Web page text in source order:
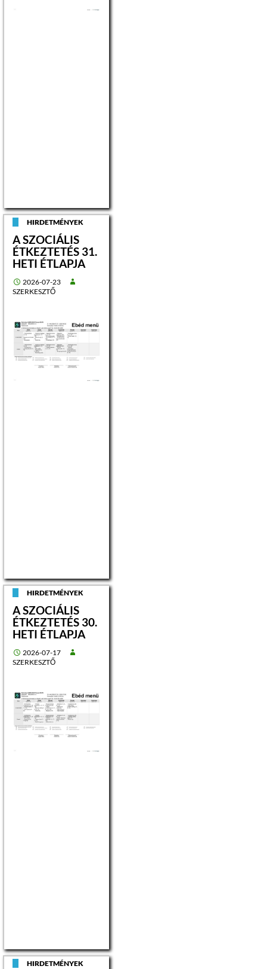
HIRDETMÉNYEK
A SZOCIÁLIS
ÉTKEZTETÉS 31.
HETI ÉTLAPJA
2026-07-23
SZERKESZTŐ
HIRDETMÉNYEK
A SZOCIÁLIS
ÉTKEZTETÉS 30.
HETI ÉTLAPJA
2026-07-17
SZERKESZTŐ
HIRDETMÉNYEK